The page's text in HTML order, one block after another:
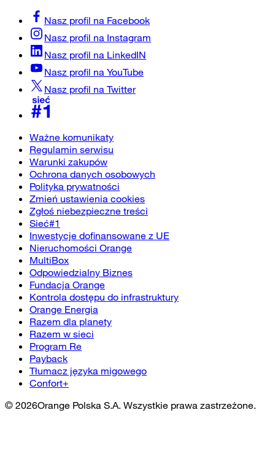
Nasz profil na Facebook
Nasz profil na Instagram
Nasz profil na LinkedIN
Nasz profil na YouTube
Nasz profil na Twitter
Ważne komunikaty
Regulamin serwisu
Warunki zakupów
Ochrona danych osobowych
Polityka prywatności
Zmień ustawienia cookies
Zgłoś niebezpieczne treści
Sieć#1
Inwestycje dofinansowane z UE
Nieruchomości Orange
MultiBox
Odpowiedzialny Biznes
Fundacja Orange
Kontrola dostępu do infrastruktury
Orange Energia
Razem dla planety
Razem w sieci
Program Re
Payback
Tłumacz języka migowego
Confort+
© 2026Orange Polska S.A. Wszystkie prawa zastrzeżone.